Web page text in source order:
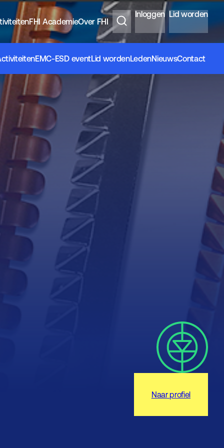
FHI AcademieOver FHI
Inloggen Lid worden
EMC-ESD eventLid wordenLedenNieuwsContact
Naar profiel